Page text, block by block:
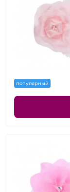
популярный